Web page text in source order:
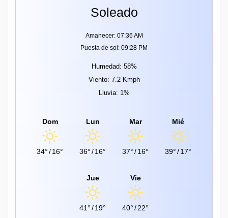
Soleado
Amanecer: 07:36 AM
Puesta de sol: 09:28 PM
Humedad: 58%
Viento: 7.2 Kmph
Lluvia: 1%
Dom
34°/16°
Lun
36°/16°
Mar
37°/16°
Mié
39°/17°
Jue
41°/19°
Vie
40°/22°